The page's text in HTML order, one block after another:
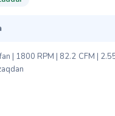
| 1800 RPM | 82.2 CFM |